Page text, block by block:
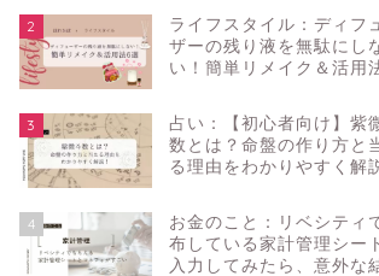
2
ライフスタイル：ディフ
ザーの残り液を無駄にし
い！簡単リメイク＆活用
3
占い：【初心者向け】紫
数とは？命盤の作り方と
る理由をわかりやすく解
4
お金のこと：リベシティ
布している家計管理シー
入力してみたら、意外な